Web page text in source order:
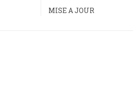
MISE A JOUR